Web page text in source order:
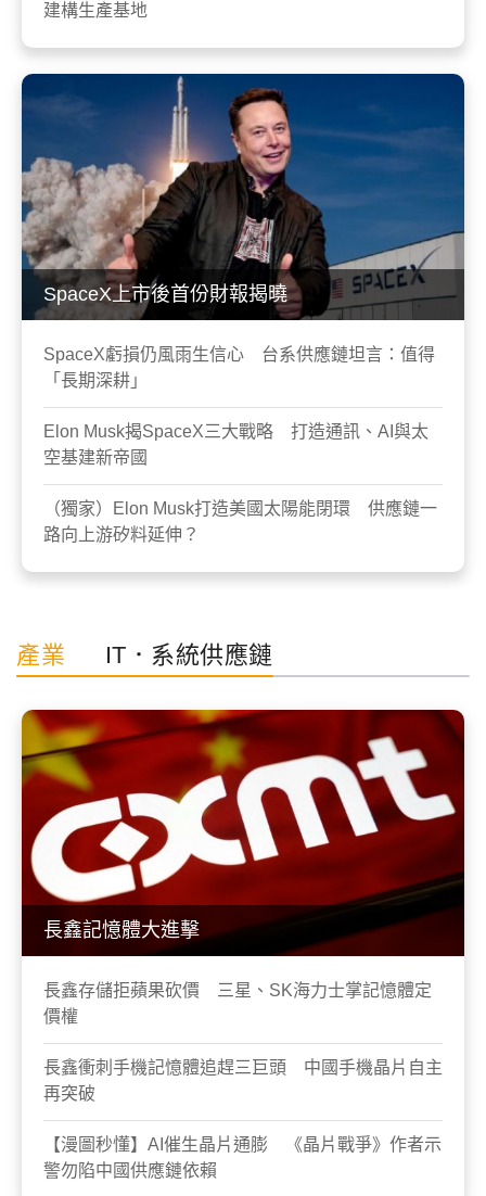
建構生產基地
SpaceX上市後首份財報揭曉
SpaceX虧損仍風雨生信心 台系供應鏈坦言：值得
「長期深耕」
Elon Musk揭SpaceX三大戰略 打造通訊、AI與太
空基建新帝國
（獨家）Elon Musk打造美國太陽能閉環 供應鏈一
路向上游矽料延伸？
產業 IT．系統供應鏈
長鑫記憶體大進擊
長鑫存儲拒蘋果砍價 三星、SK海力士掌記憶體定
價權
長鑫衝刺手機記憶體追趕三巨頭 中國手機晶片自主
再突破
【漫圖秒懂】AI催生晶片通膨 《晶片戰爭》作者示
警勿陷中國供應鏈依賴